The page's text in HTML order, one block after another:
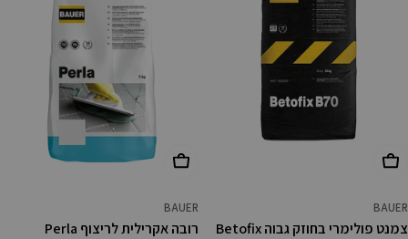
הוסף לעגלה
BAUER
צמנט פולימרי בחוזק גבוה Betofix
בחר אפשרויות
BAUER
רובה אקרילית לריצוף Perla